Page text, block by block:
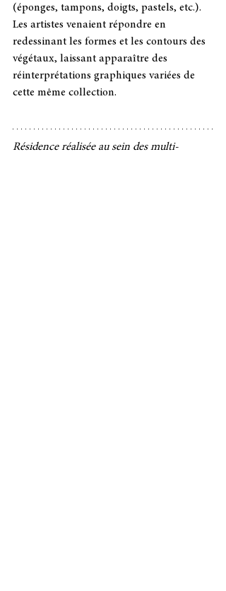
(éponges, tampons, doigts, pastels, etc.).
Les artistes venaient répondre en
redessinant les formes et les contours des
végétaux, laissant apparaître des
réinterprétations graphiques variées de
cette même collection.
Résidence réalisée au sein des multi-